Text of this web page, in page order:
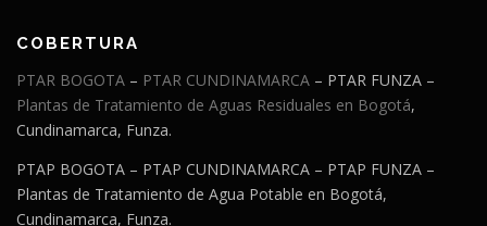
COBERTURA
PTAR BOGOTA – PTAR CUNDINAMARCA – PTAR FUNZA –
Plantas de Tratamiento de Aguas Residuales en Bogotá,
Cundinamarca, Funza.
PTAP BOGOTA – PTAP CUNDINAMARCA – PTAP FUNZA –
Plantas de Tratamiento de Agua Potable en Bogotá,
Cundinamarca, Funza.